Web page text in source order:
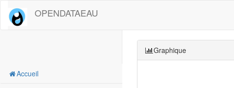
OPENDATAEAU
Accueil
Graphique